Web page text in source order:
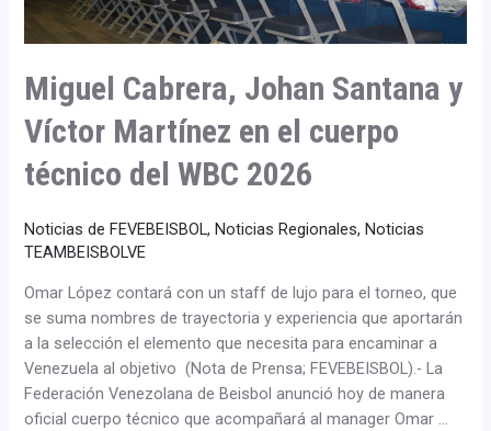
Miguel Cabrera, Johan Santana y
Víctor Martínez en el cuerpo
técnico del WBC 2026
Noticias de FEVEBEISBOL, Noticias Regionales, Noticias
TEAMBEISBOLVE
Omar López contará con un staff de lujo para el torneo, que
se suma nombres de trayectoria y experiencia que aportarán
a la selección el elemento que necesita para encaminar a
Venezuela al objetivo (Nota de Prensa; FEVEBEISBOL).- La
Federación Venezolana de Beisbol anunció hoy de manera
oficial cuerpo técnico que acompañará al manager Omar …
técnico
2026